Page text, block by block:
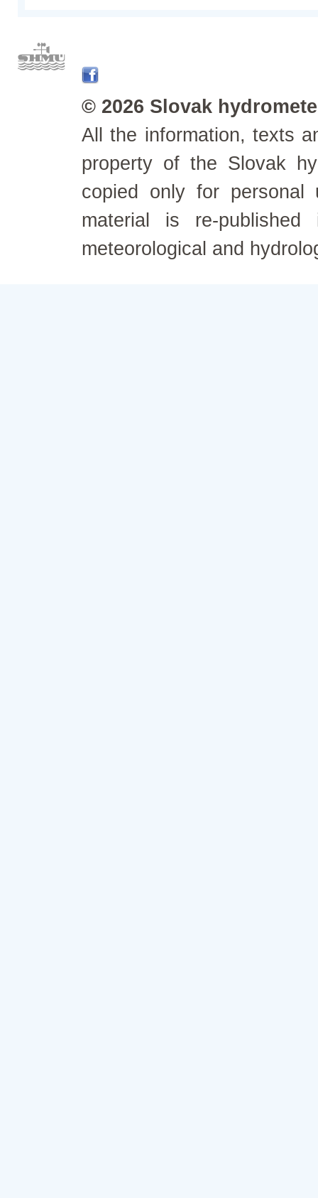
© 2026 Slovak
All the information, texts
property of the Slovak
copied only for personal
material is re-
meteorological and